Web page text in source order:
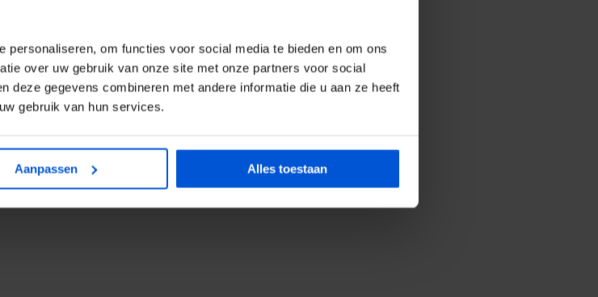
personaliseren, om functies voor social media te bieden en om ons
over uw gebruik van onze site met onze partners voor social
deze gegevens combineren met andere informatie die u aan ze heeft
gebruik van hun services.
Aanpassen Alles toestaan